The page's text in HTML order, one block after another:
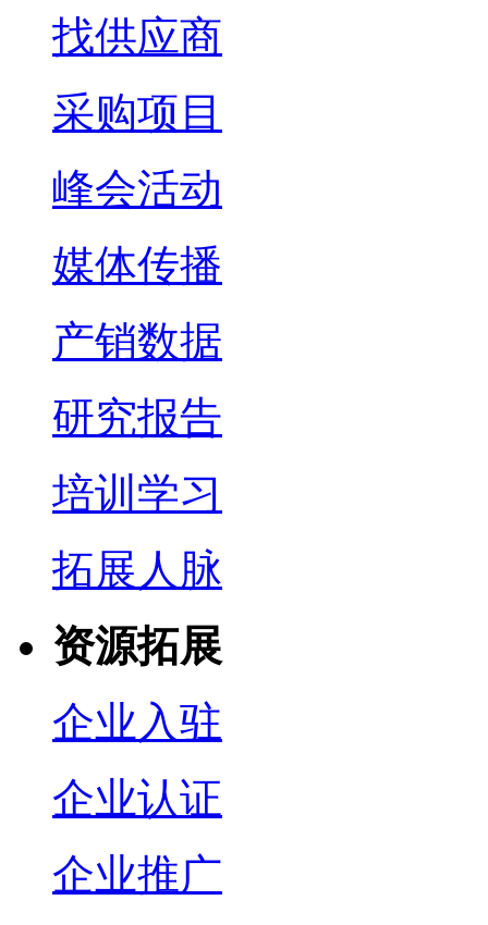
找供应商
采购项目
峰会活动
媒体传播
产销数据
研究报告
培训学习
拓展人脉
资源拓展
企业入驻
企业认证
企业推广